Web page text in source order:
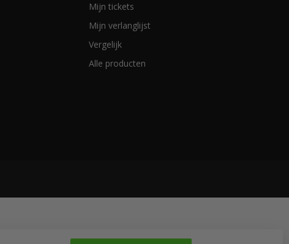
Mijn tickets
Mijn verlanglijst
Vergelijk
Alle producten